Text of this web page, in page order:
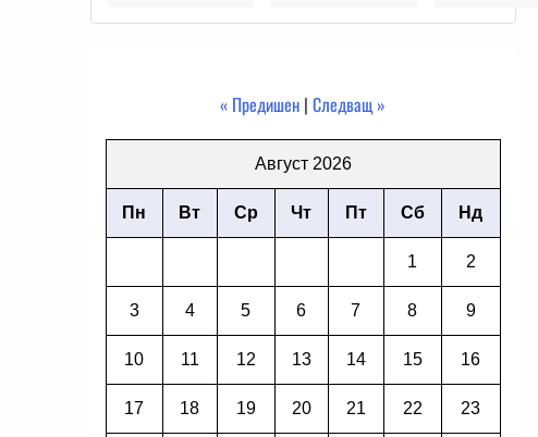
« Предишен |Следващ »
Август 2026
Пн Вт Ср Чт Пт Сб Нд
1 2
3 4 5 6 7 8 9
10 11 12 13 14 15 16
17 18 19 20 21 22 23